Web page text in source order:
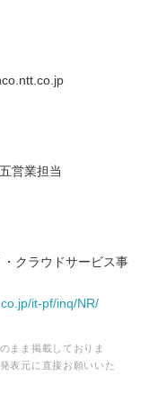
営業担当
クラウドサービス事
it-pf/inq/NR/
まま掲載しておりま
表元に直接お願いいた